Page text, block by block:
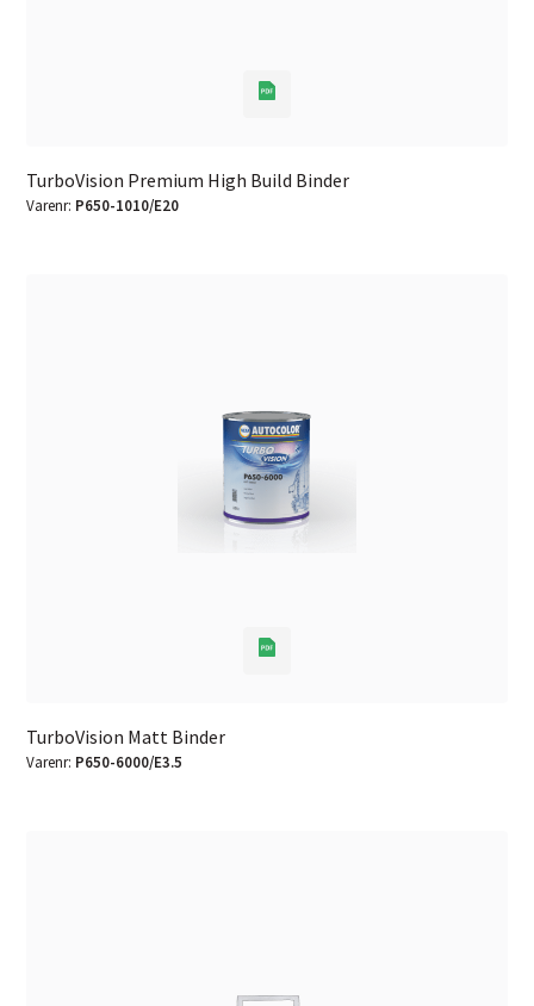
TurboVision Premium High Build Binder
Varenr: P650-1010/E20
TurboVision Matt Binder
Varenr: P650-6000/E3.5